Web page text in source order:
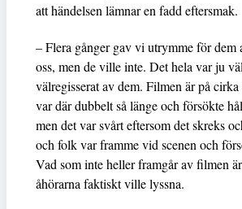
att händelsen lämnar en fadd eftersmak.
– Flera gånger gav vi utrymme för dem
oss, men de ville inte. Det hela var ju
välregisserat av dem. Filmen är på
var där dubbelt så länge och försökte
men det var svårt eftersom det skreks
och folk var framme vid scenen och
Vad som inte heller framgår av filmen
åhörarna faktiskt ville lyssna.